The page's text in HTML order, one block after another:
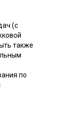
(с
также
по